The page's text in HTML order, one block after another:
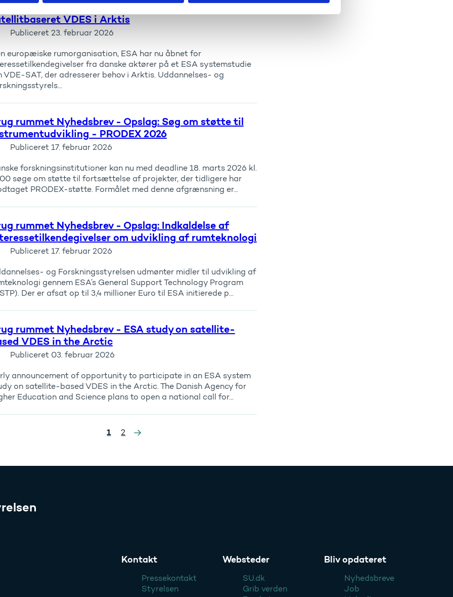
rummet Nyhedsbrev - Opslag: ESA studie om
VDES i Arktis
Publiceret 23. februar 2026
europæiske rumorganisation, ESA har nu åbnet for
fra danske aktører på et ESA systemstudie
VDE-SAT, der adresserer behov i Arktis. Uddannelses- og
rummet Nyhedsbrev - Opslag: Søg om støtte til
- PRODEX 2026
Publiceret 17. februar 2026
forskningsinstitutioner kan nu med deadline 18. marts 2026 kl.
søge om støtte til fortsættelse af projekter, der tidligere har
PRODEX-støtte. Formålet med denne afgrænsning er...
rummet Nyhedsbrev - Opslag: Indkaldelse af
om udvikling af rumteknologi
Publiceret 17. februar 2026
og Forskningsstyrelsen udmønter midler til udvikling af
gennem ESA’s General Support Technology Program
Der er afsat op til 3,4 millioner Euro til ESA initierede p...
rummet Nyhedsbrev - ESA study on satellite-
VDES in the Arctic
Publiceret 03. februar 2026
announcement of opportunity to participate in an ESA system
on satellite-based VDES in the Arctic. The Danish Agency for
Education and Science plans to open a national call for...
1 2 »
Kontakt
Pressekontakt
Styrelsen
Websteder
SU.dk
Grib verden
Bliv opdateret
Nyhedsbreve
Job